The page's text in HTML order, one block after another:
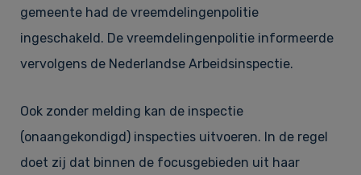
gemeente had de vreemdelingenpolitie
ingeschakeld. De vreemdelingenpolitie informeerde
vervolgens de Nederlandse Arbeidsinspectie.
Ook zonder melding kan de inspectie
(onaangekondigd) inspecties uitvoeren. In de regel
doet zij dat binnen de focusgebieden uit haar